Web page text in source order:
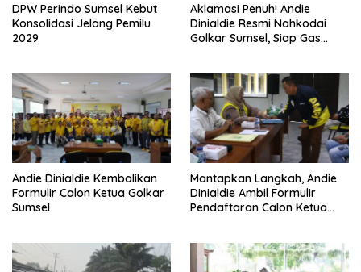
DPW Perindo Sumsel Kebut
Konsolidasi Jelang Pemilu
2029
Aklamasi Penuh! Andie
Dinialdie Resmi Nahkodai
Golkar Sumsel, Siap Gas
Andie Dinialdie Kembalikan
Formulir Calon Ketua Golkar
Sumsel
Mantapkan Langkah, Andie
Dinialdie Ambil Formulir
Pendaftaran Calon Ketua